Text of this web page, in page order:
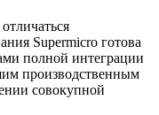
Supermicro готова
полной интеграции
производственным
совокупной